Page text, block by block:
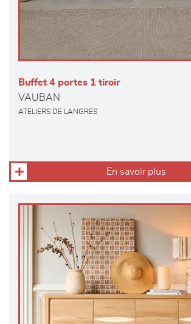
Buffet 4 portes 1 tiroir
VAUBAN
ATELIERS DE LANGRES
En savoir plus